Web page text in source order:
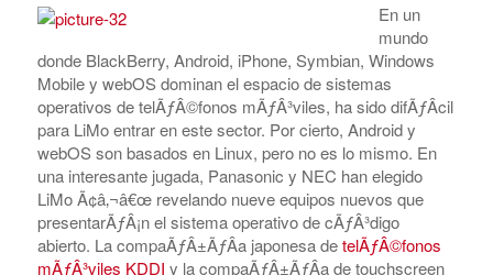
En un
mundo
donde BlackBerry, Android, iPhone, Symbian, Windows
Mobile y webOS dominan el espacio de sistemas
operativos de telÃƒÂ©fonos mÃƒÂ³viles, ha sido difÃƒÂ­cil
para LiMo entrar en este sector. Por cierto, Android y
webOS son basados en Linux, pero no es lo mismo. En
una interesante jugada, Panasonic y NEC han elegido
LiMo Ã¢â‚¬â€œ revelando nueve equipos nuevos que
presentarÃƒÂ¡n el sistema operativo de cÃƒÂ³digo
abierto. La compaÃƒÂ±ÃƒÂ­a japonesa detelÃƒÂ©fonos
mÃƒÂ³viles KDDI y la compaÃƒÂ±ÃƒÂ­a de touchscreen